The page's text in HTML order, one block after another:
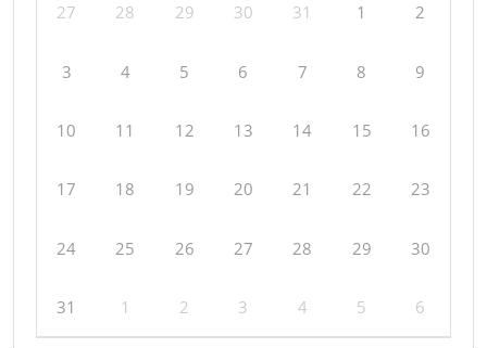
27 28 29 30 31 1 2
3 4 5 6 7 8 9
10 11 12 13 14 15 16
17 18 19 20 21 22 23
24 25 26 27 28 29 30
31 1 2 3 4 5 6